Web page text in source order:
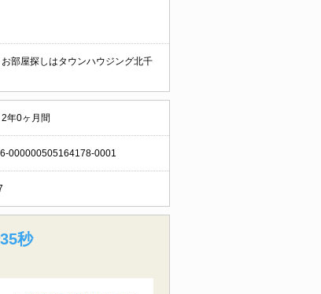
部屋探しはタウンハウジング北千
年0ヶ月間
000000505164178-0001
秒